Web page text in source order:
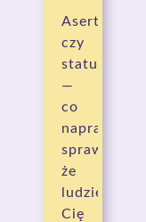
czy
status
—
co
naprawdę
sprawia,
że
ludzie
Cię